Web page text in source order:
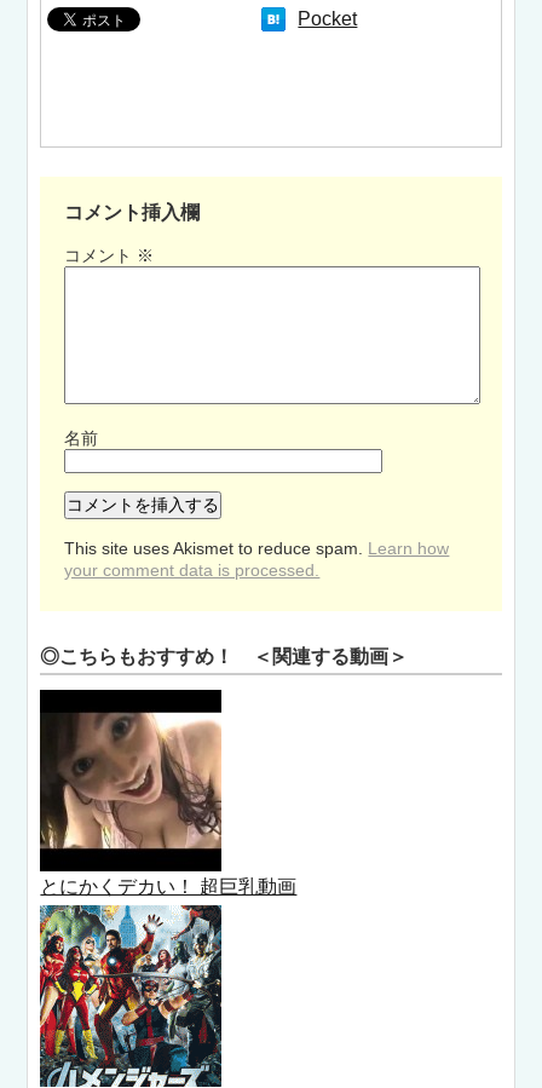
Pocket
コメント挿入欄
コメント ※
名前
This site uses Akismet to reduce spam. Learn how
your comment data is processed.
◎こちらもおすすめ！ ＜関連する動画＞
とにかくデカい！ 超巨乳動画